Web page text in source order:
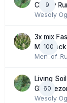
9
Cherry
Wesoły
100
3x mix
60
Living
GHS
Wesoły